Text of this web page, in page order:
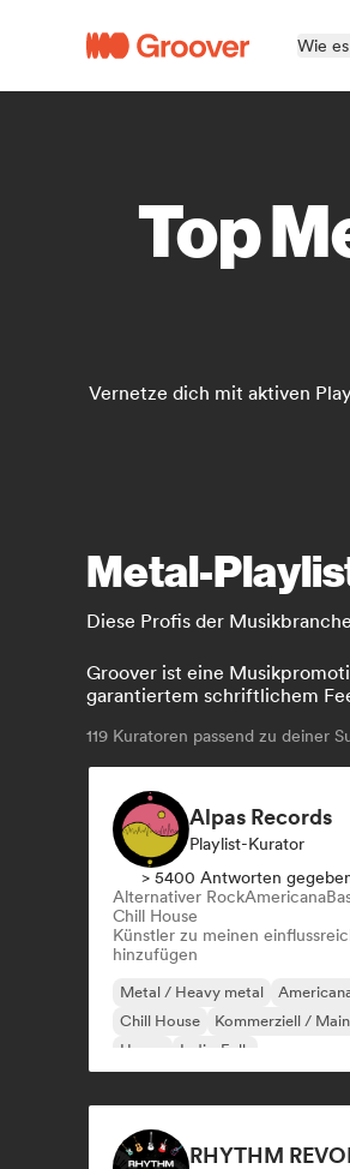
Wie
Top
Vernetze dich mit aktiven
Metal-
Diese Profis der
Groover ist eine
garantiertem schriftlichem
119 Kuratoren passend zu deiner
Alpas Records
Playlist-Kurator
> 5400 Antworten
Alternativer RockAmericana
Chill House
Künstler zu meinen
hinzufügen
Metal / Heavy metal
Chill House
Kommerziell /
House
Indie-Folk
RHYTHM